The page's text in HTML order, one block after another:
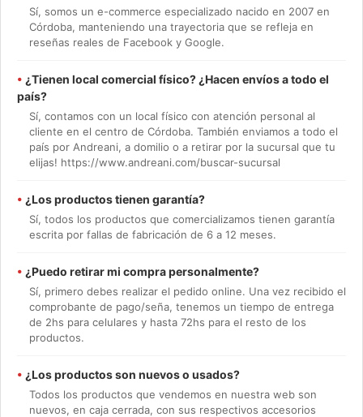
Sí, somos un e-commerce especializado nacido en 2007 en
Córdoba, manteniendo una trayectoria que se refleja en
reseñas reales de Facebook y Google.
• ¿Tienen local comercial físico? ¿Hacen envíos a todo el
país?
Sí, contamos con un local físico con atención personal al
cliente en el centro de Córdoba. También enviamos a todo el
país por Andreani, a domilio o a retirar por la sucursal que tu
elijas! https://www.andreani.com/buscar-sucursal
• ¿Los productos tienen garantía?
Sí, todos los productos que comercializamos tienen garantía
escrita por fallas de fabricación de 6 a 12 meses.
• ¿Puedo retirar mi compra personalmente?
Sí, primero debes realizar el pedido online. Una vez recibido el
comprobante de pago/seña, tenemos un tiempo de entrega
de 2hs para celulares y hasta 72hs para el resto de los
productos.
• ¿Los productos son nuevos o usados?
Todos los productos que vendemos en nuestra web son
nuevos, en caja cerrada, con sus respectivos accesorios